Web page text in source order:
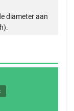
diameter aan